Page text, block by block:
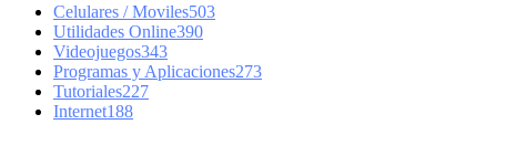
Celulares / Moviles503
Utilidades Online390
Videojuegos343
Programas y Aplicaciones273
Tutoriales227
Internet188